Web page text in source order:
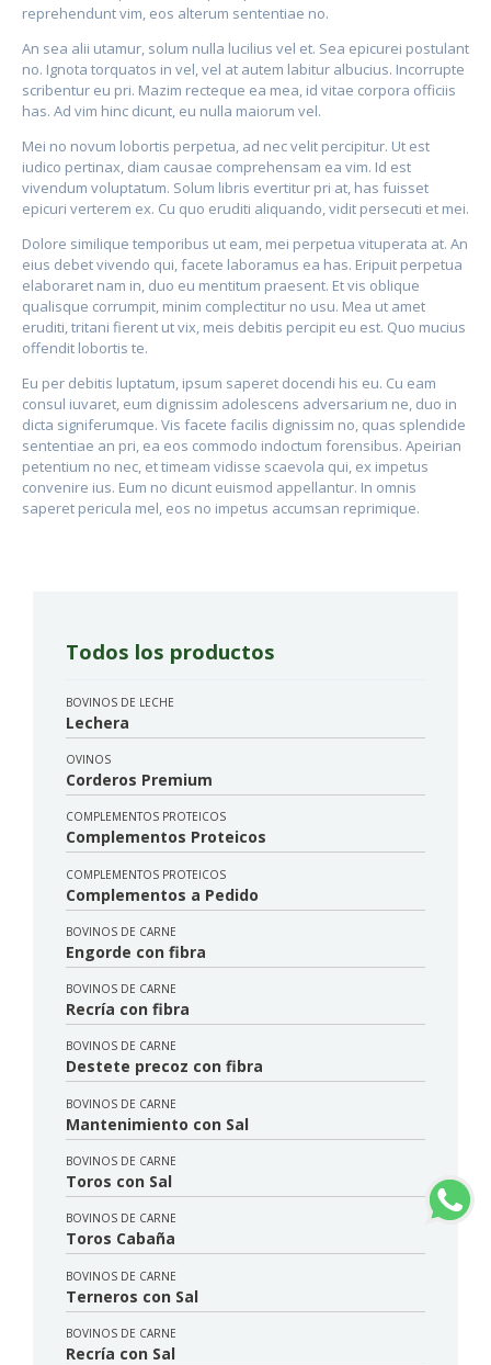
reprehendunt vim, eos alterum sententiae no.
An sea alii utamur, solum nulla lucilius vel et. Sea epicurei postulant
no. Ignota torquatos in vel, vel at autem labitur albucius. Incorrupte
scribentur eu pri. Mazim recteque ea mea, id vitae corpora officiis
has. Ad vim hinc dicunt, eu nulla maiorum vel.
Mei no novum lobortis perpetua, ad nec velit percipitur. Ut est
iudico pertinax, diam causae comprehensam ea vim. Id est
vivendum voluptatum. Solum libris evertitur pri at, has fuisset
epicuri verterem ex. Cu quo eruditi aliquando, vidit persecuti et mei.
Dolore similique temporibus ut eam, mei perpetua vituperata at. An
eius debet vivendo qui, facete laboramus ea has. Eripuit perpetua
elaboraret nam in, duo eu mentitum praesent. Et vis oblique
qualisque corrumpit, minim complectitur no usu. Mea ut amet
eruditi, tritani fierent ut vix, meis debitis percipit eu est. Quo mucius
offendit lobortis te.
Eu per debitis luptatum, ipsum saperet docendi his eu. Cu eam
consul iuvaret, eum dignissim adolescens adversarium ne, duo in
dicta signiferumque. Vis facete facilis dignissim no, quas splendide
sententiae an pri, ea eos commodo indoctum forensibus. Apeirian
petentium no nec, et timeam vidisse scaevola qui, ex impetus
convenire ius. Eum no dicunt euismod appellantur. In omnis
saperet pericula mel, eos no impetus accumsan reprimique.
Todos los productos
BOVINOS DE LECHE
Lechera
OVINOS
Corderos Premium
COMPLEMENTOS PROTEICOS
Complementos Proteicos
COMPLEMENTOS PROTEICOS
Complementos a Pedido
BOVINOS DE CARNE
Engorde con fibra
BOVINOS DE CARNE
Recría con fibra
BOVINOS DE CARNE
Destete precoz con fibra
BOVINOS DE CARNE
Mantenimiento con Sal
BOVINOS DE CARNE
Toros con Sal
BOVINOS DE CARNE
Toros Cabaña
BOVINOS DE CARNE
Terneros con Sal
BOVINOS DE CARNE
Recría con Sal